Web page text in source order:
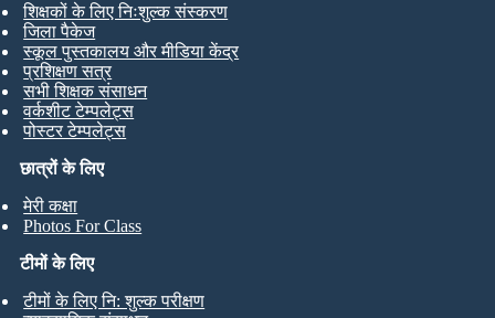
छात्रों के लिए
मेरी कक्षा
Photos For Class
शिक्षकों के लिए निःशुल्क संस्करण
जिला पैकेज
स्कूल पुस्तकालय और मीडिया केंद्र
प्रशिक्षण सत्र
सभी शिक्षक संसाधन
वर्कशीट टेम्पलेट्स
पोस्टर टेम्पलेट्स
टीमों के लिए
टीमों के लिए नि: शुल्क परीक्षण